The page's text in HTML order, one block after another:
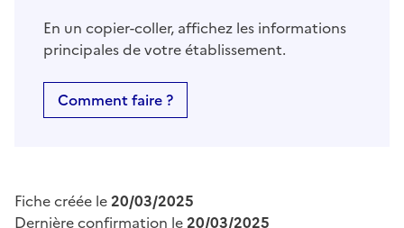
En un copier-coller, affichez les informations
principales de votre établissement.
Comment faire ?
Fiche créée le20/03/2025
Dernière confirmation le20/03/2025